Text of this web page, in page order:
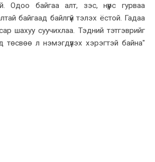
Одоо байгаа алт, зэс, нүүрс гурваа
байгаад байлгүй тэлэх ёстой. Гадаа
шахуу суучихлаа. Тэдний тэтгэврийг
төсвөө л нэмэгдүүлэх хэрэгтэй байна"